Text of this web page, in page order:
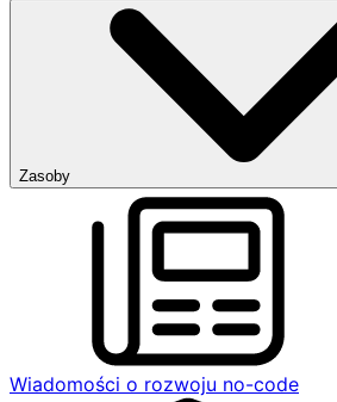
Zasoby
Wiadomości o rozwoju no-code